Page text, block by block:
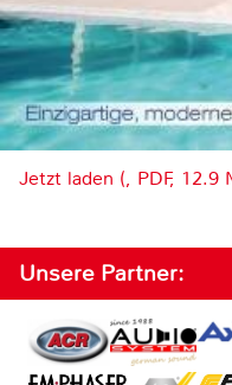
Jetzt laden (, PDF, 12.9
Unsere Partner: